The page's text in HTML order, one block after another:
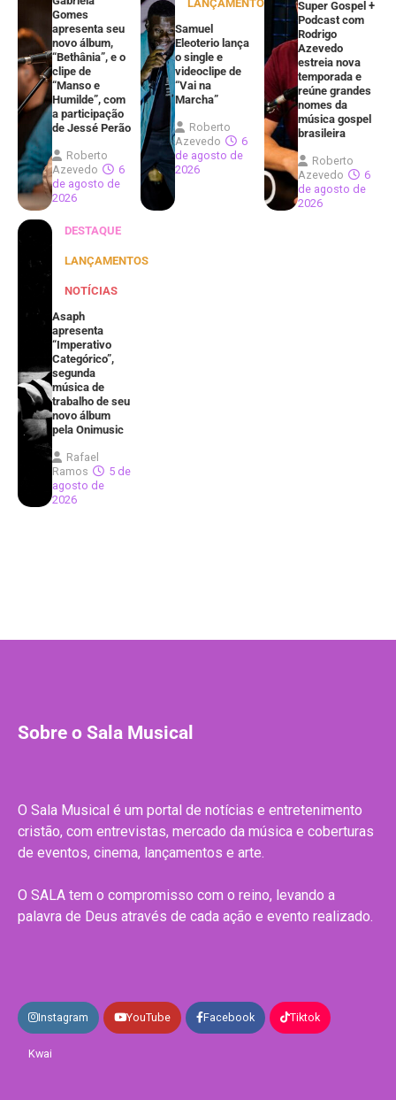
Gomes
apresenta seu
novo álbum,
“Bethânia”, e o
clipe de
“Manso e
Humilde”, com
a participação
de Jessé Perão
Roberto
Azevedo
6
de agosto de
2026
LANÇAMENTOS
Samuel
Eleoterio lança
o single e
videoclipe de
“Vai na
Marcha”
Roberto
Azevedo
6
de agosto de
2026
Super Gospel +
Podcast com
Rodrigo
Azevedo
estreia nova
temporada e
reúne grandes
nomes da
música gospel
brasileira
Roberto
Azevedo
6
de agosto de
2026
DESTAQUE
LANÇAMENTOS
NOTÍCIAS
Asaph
apresenta
“Imperativo
Categórico”,
segunda
música de
trabalho de seu
novo álbum
pela Onimusic
Rafael
Ramos
5 de
agosto de
2026
Sobre o Sala Musical
O Sala Musical é um portal de notícias e entretenimento
cristão, com entrevistas, mercado da música e coberturas
de eventos, cinema, lançamentos e arte.
O SALA tem o compromisso com o reino, levando a
palavra de Deus através de cada ação e evento realizado.
Instagram YouTube Facebook Tiktok
Kwai